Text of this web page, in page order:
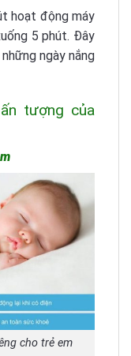
hoạt động máy
5 phút. Đây
ngày nắng
tượng của
cho trẻ em